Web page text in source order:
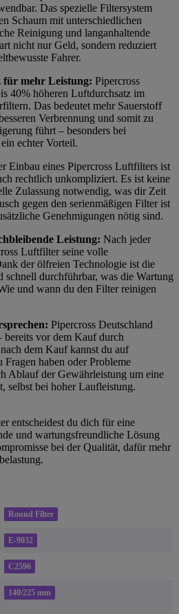
Das spezielle Filtersystem
Schaum mit unterschiedlichen
Reinigung und langanhaltende
nicht nur Geld, sondern reduziert
Fahrer.
mehr Leistung: Pipercross
40% höheren Luftdurchsatz im
Das bedeutet mehr Sauerstoff
Verbrennung und somit zu
führt – besonders bei
echter Vorteil.
Einbau eines Pipercross Luftfilters ist
rechtlich unkompliziert. Es ist keine
Zulassung notwendig, was dir Zeit
gegen den serienmäßigen Filter ist
Genehmigungen nötig sind.
Leistung: Nach jeder
Luftfilter seine volle
der ölfreien Technologie ist die
durchführbar, was die Wartung
und wann du den Filter reinigen
Pipercross Deutschland
bereits vor dem Kauf durch
dem Kauf kannst du auf
Fragen haben oder Probleme
Ablauf der Gewährleistung um eine
selbst bei hoher Laufleistung.
entscheidest du dich für eine
und wartungsfreundliche Lösung
bei der Qualität, dafür mehr
Round Filter
E-9032
C2596
140/225 mm